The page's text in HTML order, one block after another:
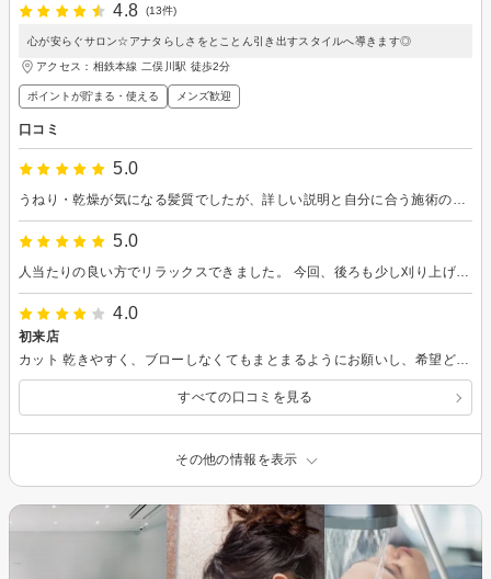
4.8
(13件)
心が安らぐサロン☆アナタらしさをとことん引き出すスタイルへ導きます◎
アクセス：相鉄本線 二俣川駅 徒歩2分
ポイントが貯まる・使える メンズ歓迎
口コミ
5.0
うねり・乾燥が気になる髪質でしたが、詳しい説明と自分に合う施術の提案をしてもらえて安心して任せられました。髪もサラツヤになりました！
5.0
人当たりの良い方でリラックスできました。 今回、後ろも少し刈り上げてもらいましたが、イメージ通りでとても満足しております。 ドライカットの為、お安くて助かります。 また利用させていただきたいです。
4.0
初来店
カット 乾きやすく、ブローしなくてもまとまるようにお願いし、希望どおりになりました。 シャンプー 指圧過言がちょうどよく、ヘッドマッサージとかの単品メニューあればいいなと思いました
すべての口コミを見る
その他の情報を表示